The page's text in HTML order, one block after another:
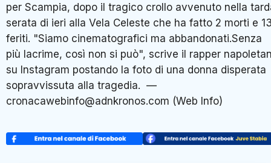
per Scampia, dopo il tragico crollo avvenuto nella
serata di ieri alla Vela Celeste che ha fatto 2 morti e
feriti. "Siamo cinematografici ma abbandonati.Senza
più lacrime, così non si può", scrive il rapper
su Instagram postando la foto di una donna disperata
sopravvissuta alla tragedia. —
cronacawebinfo@adnkronos.com (Web Info)